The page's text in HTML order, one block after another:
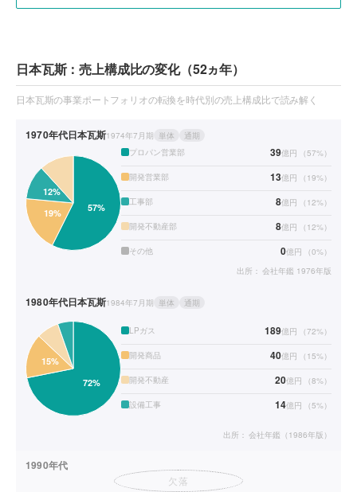
日本瓦斯：売上構成比の変化（52ヵ年）
日本瓦斯の事業ポートフォリオの転換を時代別の売上構成比で読み解く
1970年代日本瓦斯1974年7月期 単体
通期
プロパン営業部
39億円 （57%）
開発営業部 13億円 （ 19%）
工事部 8億円 （ 12%）
開発不動産部 8億円 （ 12%）
その他 0億円 （0%）
出所： 会社年鑑 1976年版
1980年代日本瓦斯1984年7月期 単体 通期
LPガス 189億円 （72%）
開発商品 40億円 （ 15%）
開発不動産 20億円 （8%）
設備工事 14億円 （5%）
出所： 会社年鑑（1986年版）
1990年代
欠落